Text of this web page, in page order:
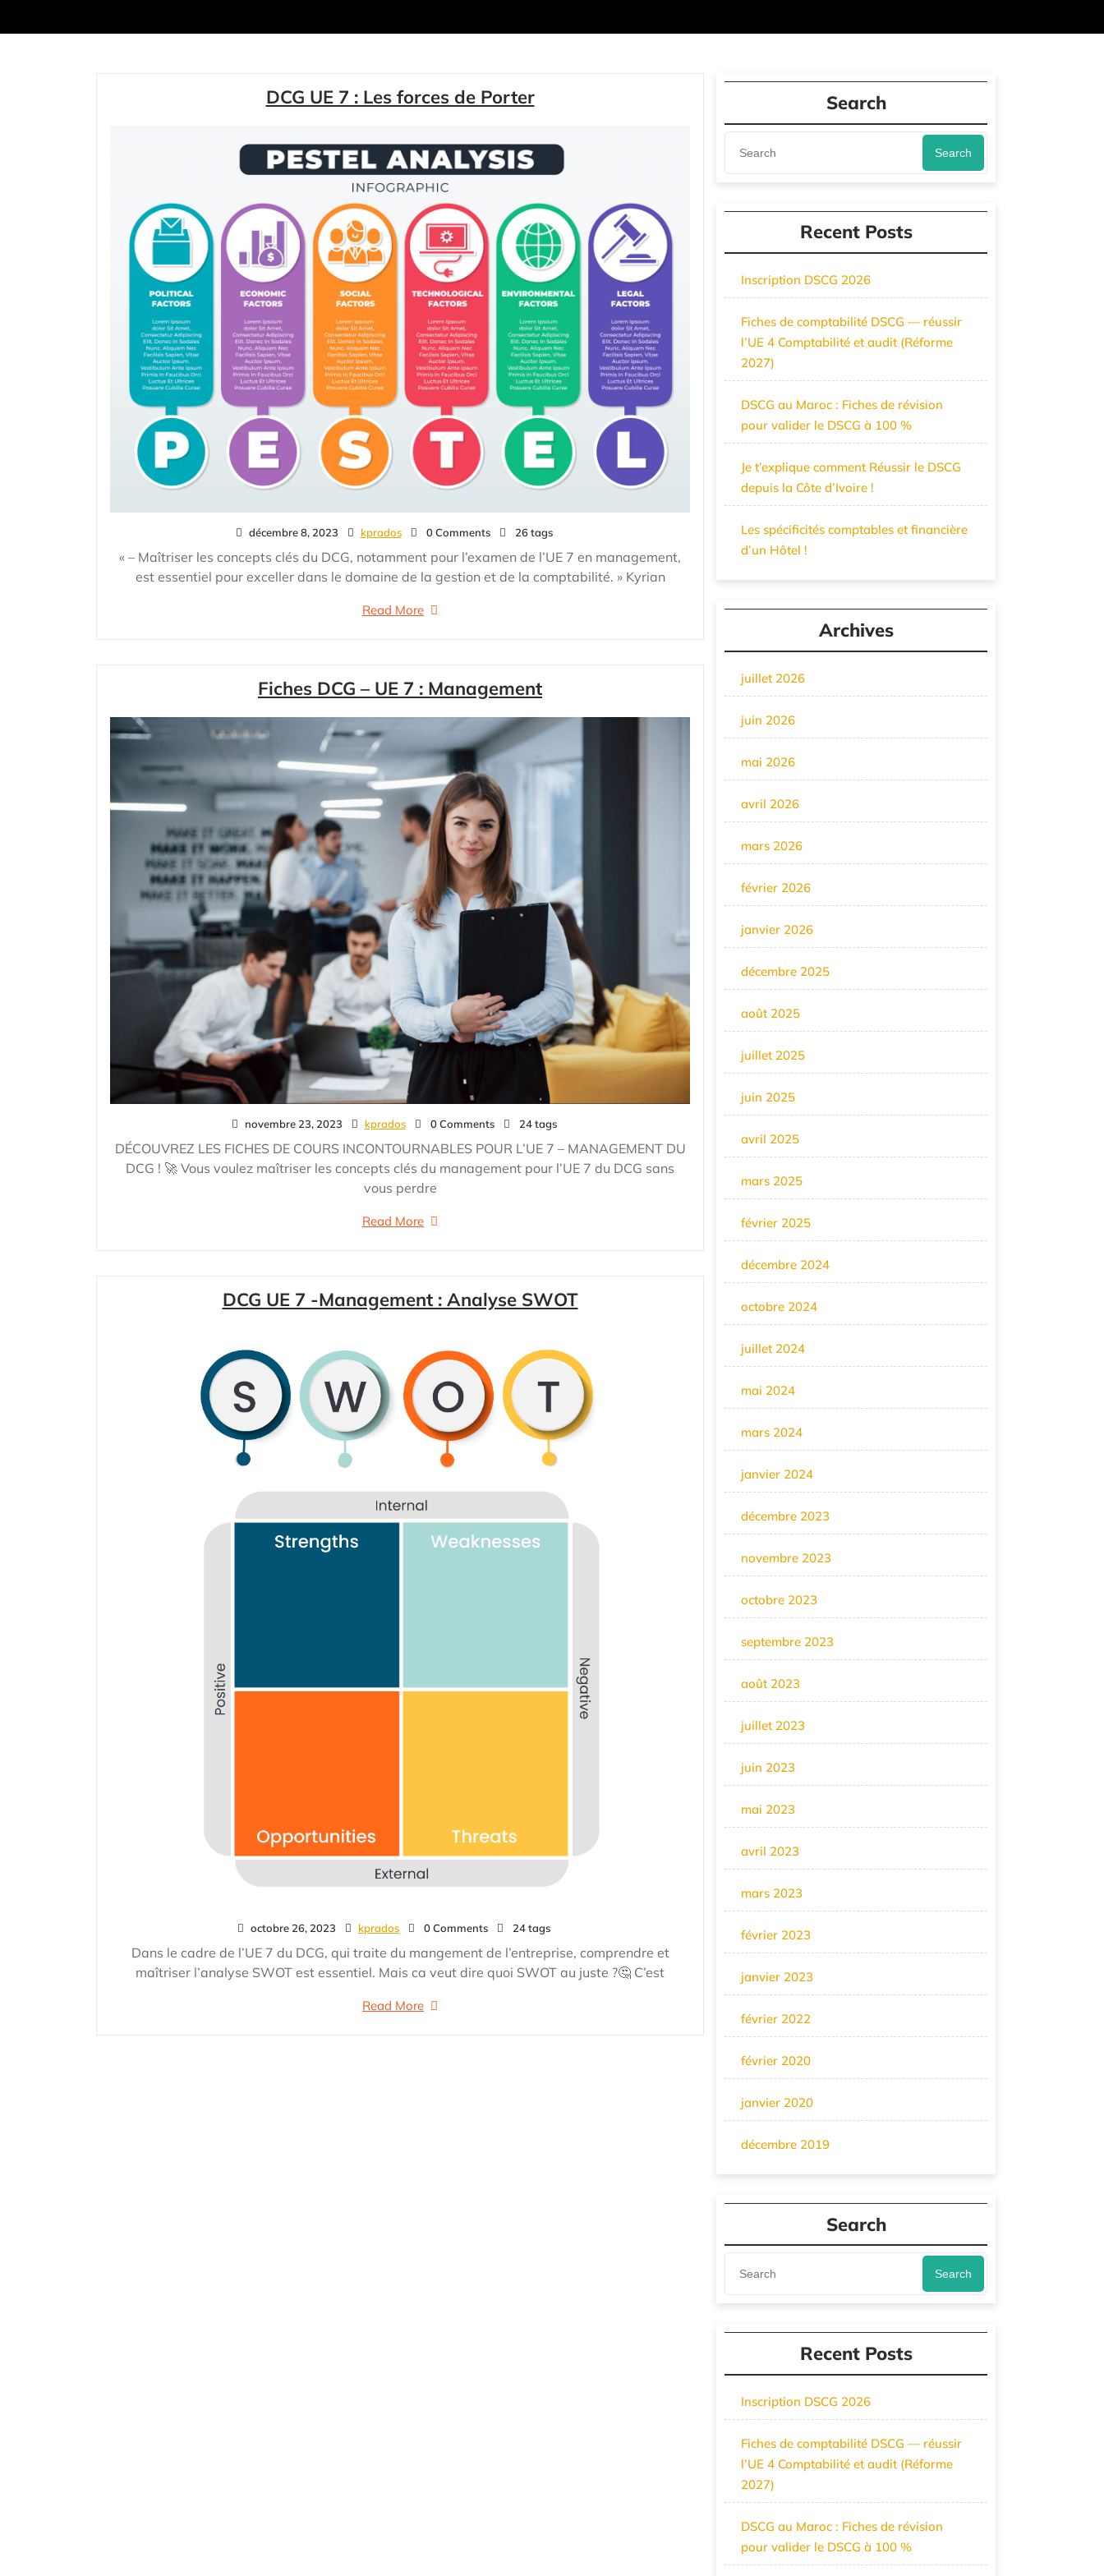
DCG UE 7 : Les forces de Porter
décembre 8, 2023 kprados 0 Comments 26 tags
« – Maîtriser les concepts clés du DCG, notamment pour l’examen de l’UE 7 en management,
est essentiel pour exceller dans le domaine de la gestion et de la comptabilité. » Kyrian
Read More
Fiches DCG – UE 7 : Management
novembre 23, 2023 kprados 0 Comments 24 tags
DÉCOUVREZ LES FICHES DE COURS INCONTOURNABLES POUR L’UE 7 – MANAGEMENT DU
DCG ! 🚀 Vous voulez maîtriser les concepts clés du management pour l’UE 7 du DCG sans
vous perdre
Read More
DCG UE 7 -Management : Analyse SWOT
octobre 26, 2023 kprados 0 Comments 24 tags
Dans le cadre de l’UE 7 du DCG, qui traite du mangement de l’entreprise, comprendre et
maîtriser l’analyse SWOT est essentiel. Mais ca veut dire quoi SWOT au juste ?🤔 C’est
Read More
Search
Search
Recent Posts
Inscription DSCG 2026
Fiches de comptabilité DSCG — réussir
l’UE 4 Comptabilité et audit (Réforme
2027)
DSCG au Maroc : Fiches de révision
pour valider le DSCG à 100 %
Je t’explique comment Réussir le DSCG
depuis la Côte d’Ivoire !
Les spécificités comptables et financière
d’un Hôtel !
Archives
juillet 2026
juin 2026
mai 2026
avril 2026
mars 2026
février 2026
janvier 2026
décembre 2025
août 2025
juillet 2025
juin 2025
avril 2025
mars 2025
février 2025
décembre 2024
octobre 2024
juillet 2024
mai 2024
mars 2024
janvier 2024
décembre 2023
novembre 2023
octobre 2023
septembre 2023
août 2023
juillet 2023
juin 2023
mai 2023
avril 2023
mars 2023
février 2023
janvier 2023
février 2022
février 2020
janvier 2020
décembre 2019
Search
Search
Recent Posts
Inscription DSCG 2026
Fiches de comptabilité DSCG — réussir
l’UE 4 Comptabilité et audit (Réforme
2027)
DSCG au Maroc : Fiches de révision
pour valider le DSCG à 100 %